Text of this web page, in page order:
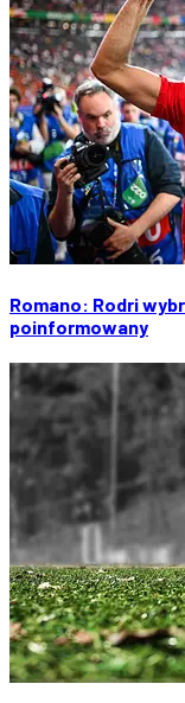
Romano: Rodri
poinformowany